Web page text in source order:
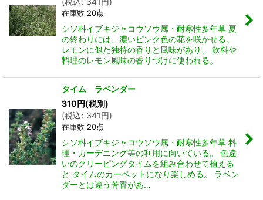
在庫数 20点
シソ科イブキジャコウソウ属・耐寒性多年草 夏
の終わりには、濃いピンク色の花を咲かせる。
レモンに似た独特の香りと風味があり、 飲料や
料理のレモン風味の香りづけに使われる。
タイム ラベンダー
310円(税別)
(税込: 341円)
在庫数 20点
シソ科イブキジャコウソウ属・耐寒性多年草 料
理・ガーデニング等の利用に向いている。 色違
いのクリーピングタイムを組み合わせて植える
と タイムのカーペットになり楽しめる。 ラベン
ダーとは違う芳香があ…